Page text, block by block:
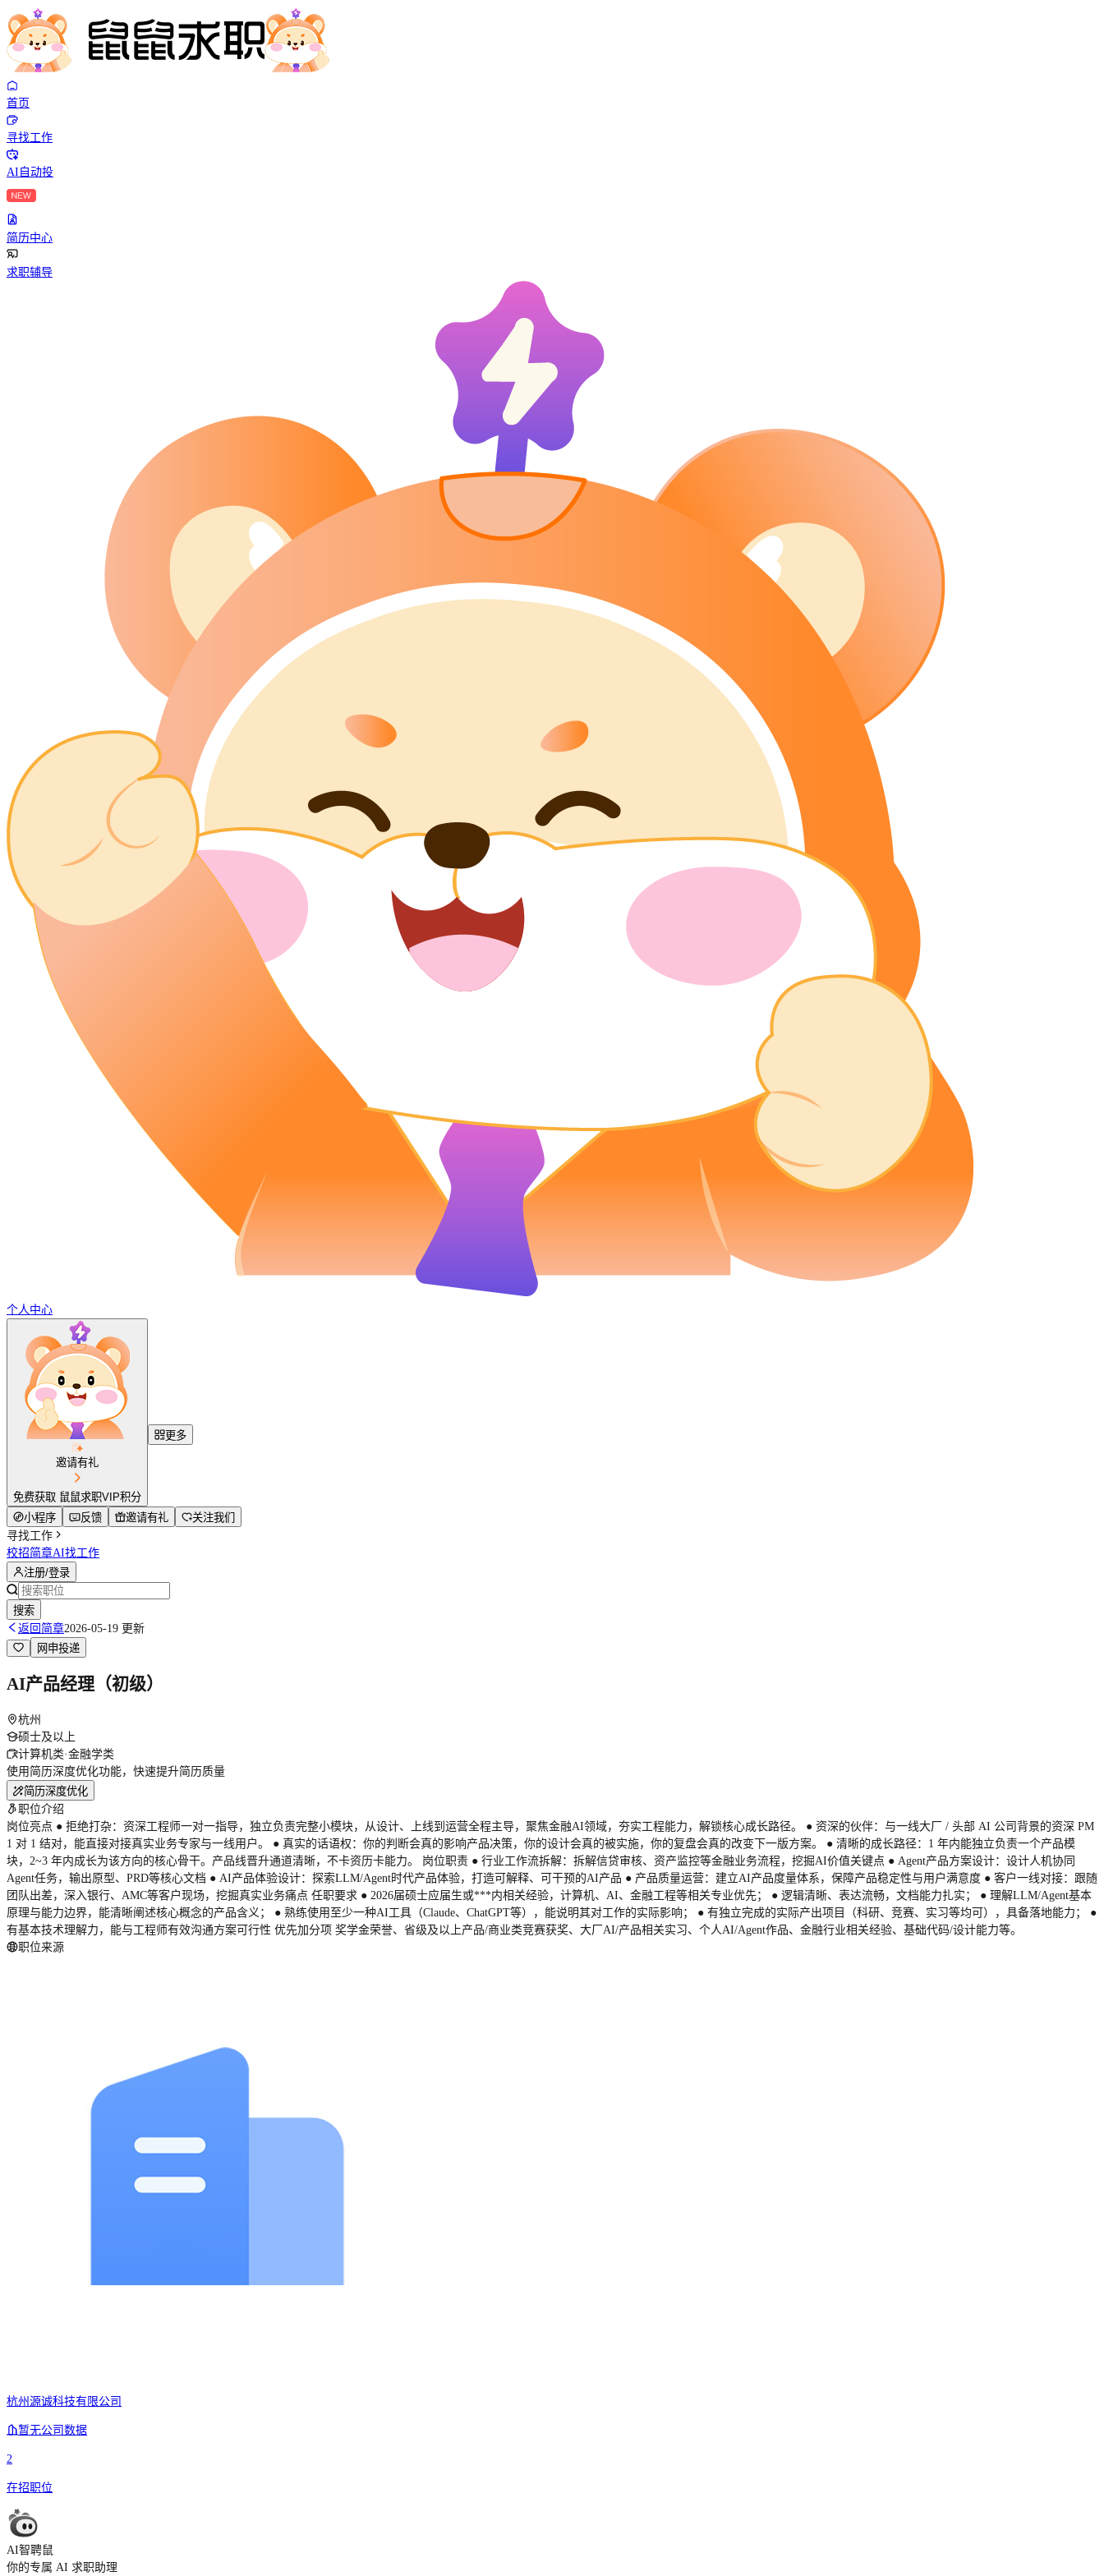
首页
寻找工作
AI自动投
简历中心
求职辅导
个人中心
邀请有礼
免费获取 鼠鼠求职VIP积分
更多
小程序 反馈 邀请有礼
关注我们
寻找工作
校招简章AI找工作
注册/登录
搜索
返回简章2026-05-19 更新
网申投递
AI产品经理（初级）
杭州
硕士及以上
计算机类·金融学类
使用简历深度优化功能，快速提升简历质量
简历深度优化
职位介绍
岗位亮点 ● 拒绝打杂：资深工程师一对一指导，独立负责完整小模块，从设计、上线到运营全程主导，聚焦金融AI领域，夯实工程能力，解锁核心成长路径。 ● 资深的伙伴：与一线大厂 / 头部 AI 公司背景的资深 PM
1 对 1 结对，能直接对接真实业务专家与一线用户。 ● 真实的话语权：你的判断会真的影响产品决策，你的设计会真的被实施，你的复盘会真的改变下一版方案。 ● 清晰的成长路径：1 年内能独立负责一个产品模
块，2~3 年内成长为该方向的核心骨干。产品线晋升通道清晰，不卡资历卡能力。 岗位职责 ● 行业工作流拆解：拆解信贷审核、资产监控等金融业务流程，挖掘AI价值关键点 ● Agent产品方案设计：设计人机协同
Agent任务，输出原型、PRD等核心文档 ● AI产品体验设计：探索LLM/Agent时代产品体验，打造可解释、可干预的AI产品 ● 产品质量运营：建立AI产品度量体系，保障产品稳定性与用户满意度 ● 客户一线对接：跟随
团队出差，深入银行、AMC等客户现场，挖掘真实业务痛点 任职要求 ● 2026届硕士应届生或***内相关经验，计算机、AI、金融工程等相关专业优先； ● 逻辑清晰、表达流畅，文档能力扎实； ● 理解LLM/Agent基本
原理与能力边界，能清晰阐述核心概念的产品含义； ● 熟练使用至少一种AI工具（Claude、ChatGPT等），能说明其对工作的实际影响； ● 有独立完成的实际产出项目（科研、竞赛、实习等均可），具备落地能力； ●
有基本技术理解力，能与工程师有效沟通方案可行性 优先加分项 奖学金荣誉、省级及以上产品/商业类竞赛获奖、大厂AI/产品相关实习、个人AI/Agent作品、金融行业相关经验、基础代码/设计能力等。
职位来源
杭州源诚科技有限公司
暂无公司数据
2
在招职位
AI智聘鼠
你的专属 AI 求职助理